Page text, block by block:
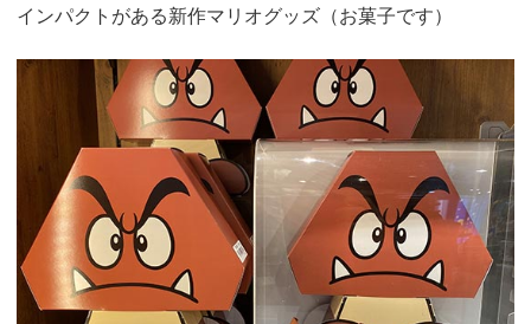
インパクトがある新作マリオグッズ（お菓子です）